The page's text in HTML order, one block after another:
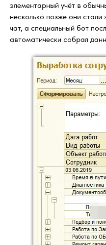
элементарный учёт в
несколько позже они
чат, а специальный бот
автоматически собрал